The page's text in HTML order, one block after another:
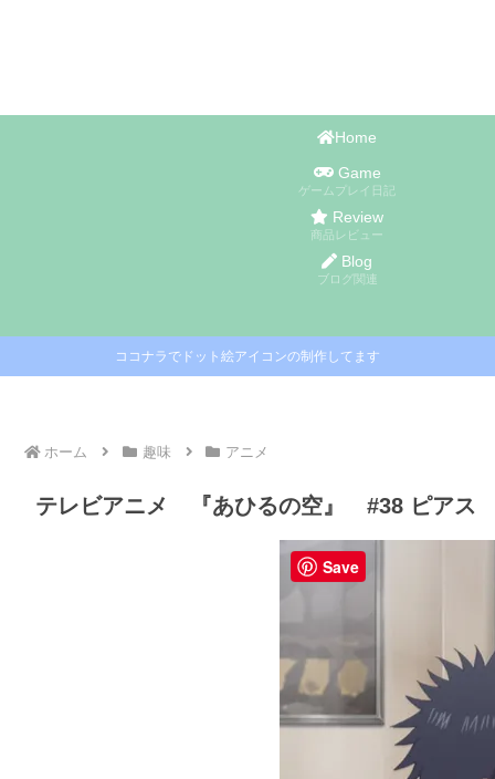
Home
Game
ゲームプレイ日記
Review
商品レビュー
Blog
ブログ関連
ココナラでドット絵アイコンの制作してます
ホーム 趣味 アニメ
テレビアニメ 『あひるの空』 #38 ピアス
Save